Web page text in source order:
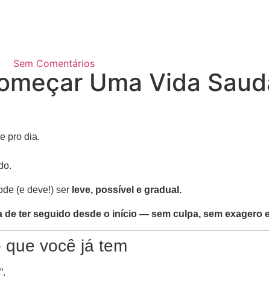
Sem Comentários
Uma Vida
pro dia.
(e deve!) ser leve, possível e gradual.
de ter seguido desde o início — sem culpa, sem exagero
que você já tem